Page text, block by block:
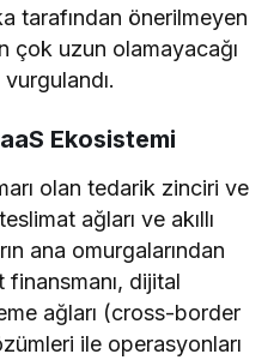
tarafından önerilmeyen
çok uzun olamayacağı
Ekosistemi
olan tedarik zinciri ve
ağları ve akıllı
ana omurgalarından
dijital
ağları (cross-border
ile operasyonları